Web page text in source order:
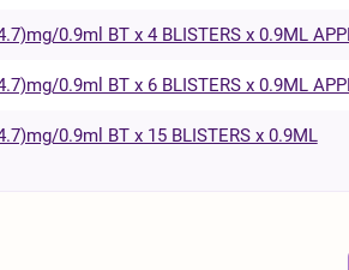
0.9ml BT x 4 BLISTERS x 0.9ML
0.9ml BT x 6 BLISTERS x 0.9ML
0.9ml BT x 15 BLISTERS x 0.9ML